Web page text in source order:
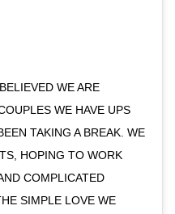
WE ARE
WE HAVE UPS
TAKING A BREAK. WE
HOPING TO WORK
COMPLICATED
SIMPLE LOVE WE